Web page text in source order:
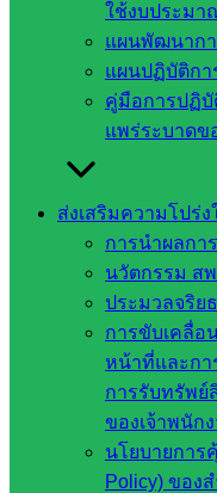
ใช้งบประมา
แผนพัฒนากา
แผนปฏิบัติกา
คู่มือการปฏิบั
แพร่ระบาดข
ส่งเสริมความโปร่ง
การนำผลกา
นวัตกรรม ส
ประมวลจริย
การขับเคลื่อ
หน้าที่และกา
การรับทรัพย์
ของเจ้าพนัก
นโยบายการ
Policy) ของ
ส่งเสริมการจัด
หน่วยงาน
กระทรวง
ศึกษาธิการ
กระทรวง
การ
อุดมศึกษา
สำนักงาน
เลขาธิการ
สภาการ